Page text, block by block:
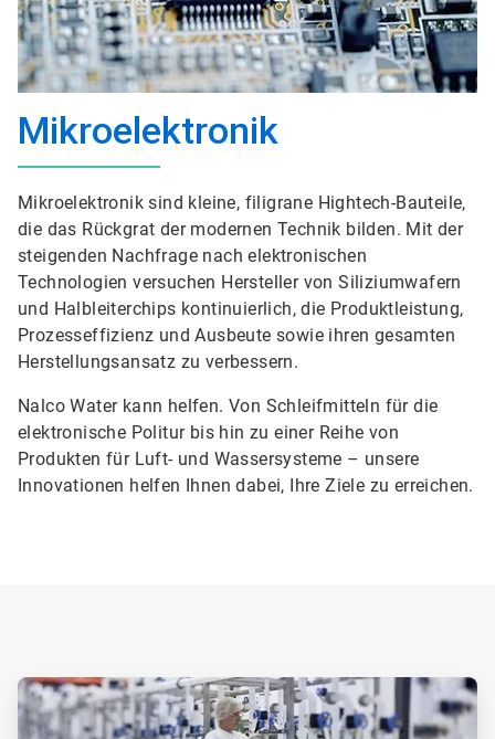
Mikroelektronik
Mikroelektronik sind kleine, filigrane Hightech-Bauteile,
die das Rückgrat der modernen Technik bilden. Mit der
steigenden Nachfrage nach elektronischen
Technologien versuchen Hersteller von Siliziumwafern
und Halbleiterchips kontinuierlich, die Produktleistung,
Prozesseffizienz und Ausbeute sowie ihren gesamten
Herstellungsansatz zu verbessern.
Nalco Water kann helfen. Von Schleifmitteln für die
elektronische Politur bis hin zu einer Reihe von
Produkten für Luft- und Wassersysteme – unsere
Innovationen helfen Ihnen dabei, Ihre Ziele zu erreichen.
ArticleTile
1
von